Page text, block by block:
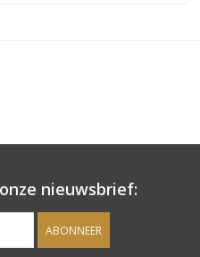
nieuwsbrief:
ABONNEER